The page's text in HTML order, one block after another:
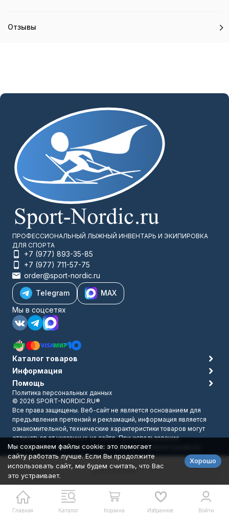
В корзину
Отзывы
Главная Каталог Корзина Избранное Войти
ПРОФЕССИОНАЛЬНЫЙ ЛЫЖНЫЙ ИНВЕНТАРЬ И ЭКИПИРОВКА
ДЛЯ СПОРТА
+7 (977) 893-35-85
+7 (977) 711-57-75
order@sport-nordic.ru
Telegram
MAX
Мы в соцсетях
Каталог товаров
Информация
Помощь
Политика персональных данных
© 2026 SPORT-NORDIC.RU®
Все права защищены. Веб-сайт не является основанием для
предъявления претензий и рекламаций, информация является
ознакомительной, технические характеристики товаров могут
отличаться от указанных на сайте. При использовании
материалов с сайта обязательно указание прямой ссылки на
источник.
Разработано вbodysite.ru
Мы сохраняем файлы cookie: это помогает
сайту работать лучше. Если Вы продолжите
использовать сайт, мы будем считать, что Вас
это устраивает.
Хорошо